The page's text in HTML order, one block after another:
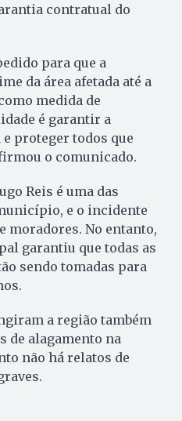
contratual do
para que a
da área afetada até a
medida de
é garantir a
proteger todos que
o comunicado.
Reis é uma das
e o incidente
moradores. No entanto,
garantiu que todas as
sendo tomadas para
a região também
de alagamento na
não há relatos de